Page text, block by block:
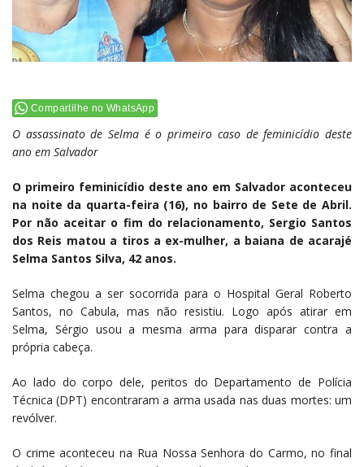
Compartilhe no WhatsApp
O assassinato de Selma é o primeiro caso de feminicídio deste
ano em Salvador
O primeiro feminicídio deste ano em Salvador aconteceu
na noite da quarta-feira (16), no bairro de Sete de Abril.
Por não aceitar o fim do relacionamento, Sergio Santos
dos Reis matou a tiros a ex-mulher, a baiana de acarajé
Selma Santos Silva, 42 anos.
Selma chegou a ser socorrida para o Hospital Geral Roberto
Santos, no Cabula, mas não resistiu. Logo após atirar em
Selma, Sérgio usou a mesma arma para disparar contra a
própria cabeça.
Ao lado do corpo dele, peritos do Departamento de Polícia
Técnica (DPT) encontraram a arma usada nas duas mortes: um
revólver.
O crime aconteceu na Rua Nossa Senhora do Carmo, no final